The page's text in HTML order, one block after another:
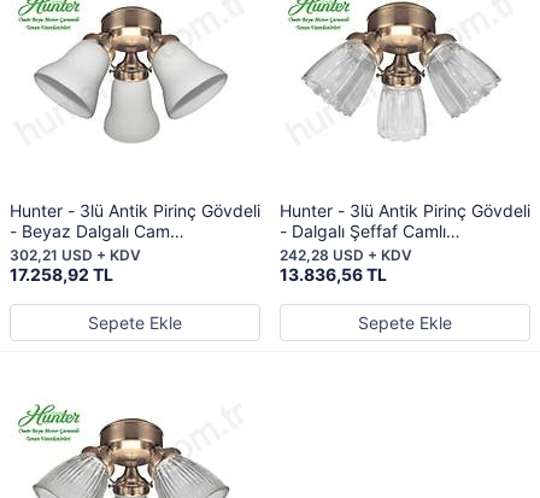
Hunter - 3lü Antik Pirinç Gövdeli
- Beyaz Dalgalı Cam
Aydınlatma
17.258,92 TL
302,21 USD + KDV
Sepete Ekle
Hunter - 3lü Antik Pirinç Gövdeli
- Dalgalı Şeffaf Camlı
Aydınlatma
13.836,56 TL
242,28 USD + KDV
Sepete Ekle